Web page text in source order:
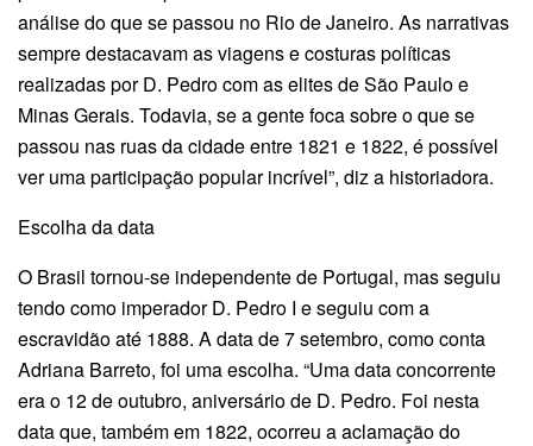
análise do que se passou no Rio de Janeiro. As narrativas
sempre destacavam as viagens e costuras políticas
realizadas por D. Pedro com as elites de São Paulo e
Minas Gerais. Todavia, se a gente foca sobre o que se
passou nas ruas da cidade entre 1821 e 1822, é possível
ver uma participação popular incrível”, diz a historiadora.
Escolha da data
O Brasil tornou-se independente de Portugal, mas seguiu
tendo como imperador D. Pedro I e seguiu com a
escravidão até 1888. A data de 7 setembro, como conta
Adriana Barreto, foi uma escolha. “Uma data concorrente
era o 12 de outubro, aniversário de D. Pedro. Foi nesta
data que, também em 1822, ocorreu a aclamação do